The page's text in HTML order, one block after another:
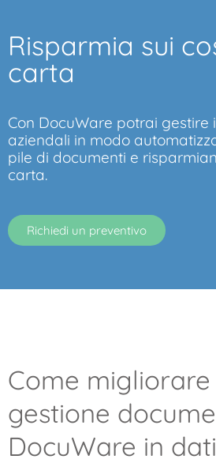
Risparmia sui
carta
Con DocuWare potrai gestire
aziendali in modo
pile di documenti e
carta.
Richiedi un preventivo
Come migliorare
gestione
DocuWare in dati